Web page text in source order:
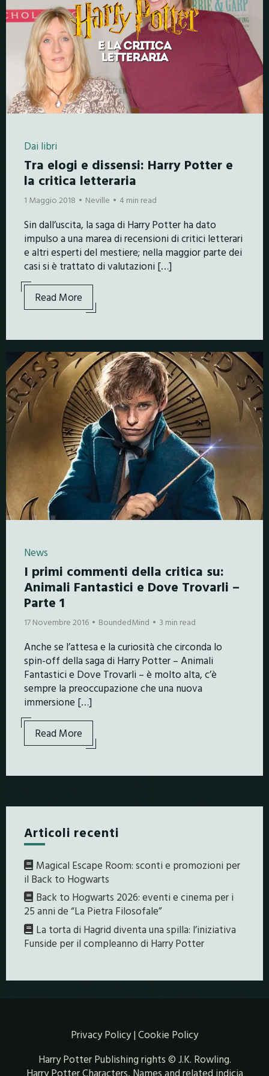
Dai libri
Tra elogi e dissensi: Harry Potter e
la critica letteraria
1 Maggio 2018 Neville 4 min read
Sin dall’uscita, la saga di Harry Potter ha dato
impulso a una marea di recensioni di critici letterari
e altri esperti del mestiere; nella maggior parte dei
casi si è trattato di valutazioni […]
Read More
News
I primi commenti della critica su:
Animali Fantastici e Dove Trovarli –
Parte 1
17 Novembre 2016 BoundedMind 3 min read
Anche se l’attesa e la curiosità che circonda lo
spin-off della saga di Harry Potter – Animali
Fantastici e Dove Trovarli – è molto alta, c’è
sempre la preoccupazione che una nuova
immersione […]
Read More
Articoli recenti
Magical Escape Room: sconti e promozioni per
il Back to Hogwarts
Back to Hogwarts 2026: eventi e cinema per i
25 anni de “La Pietra Filosofale”
La torta di Hagrid diventa una spilla: l’iniziativa
Funside per il compleanno di Harry Potter
Privacy Policy| Cookie Policy
Harry Potter Publishing rights © J.K. Rowling.
Harry Potter Characters, Names and related indicia